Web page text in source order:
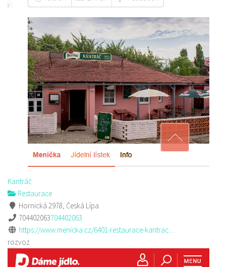
Kantráč
Restaurace
Hornická 2978, Česká Lípa
704402063704402063
https://www.menicka.cz/6401-restaurace-kantrac....
rozvoz